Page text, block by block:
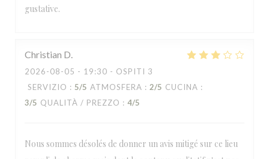
gustative.
Christian D
2026-08-05 - 19:30 - OSPITI 3
SERVIZIO : 5/5 ATMOSFERA : 2/5 CUCINA :
3/5 QUALITÀ / PREZZO : 4/5
Nous sommes désolés de donner un avis mitigé sur ce lieu